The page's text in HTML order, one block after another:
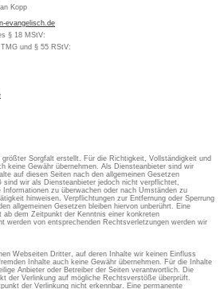
Kopp
evangelisch.de
§ 18 MStV:
und § 55 RStV:
Sorgfalt erstellt. Für die Richtigkeit, Vollständigkeit und
keine Gewähr übernehmen. Als Diensteanbieter sind wir
auf diesen Seiten nach den allgemeinen Gesetzen
wir als Diensteanbieter jedoch nicht verpflichtet,
zu überwachen oder nach Umständen zu
hinweisen. Verpflichtungen zur Entfernung oder Sperrung
allgemeinen Gesetzen bleiben hiervon unberührt. Eine
dem Zeitpunkt der Kenntnis einer konkreten
werden von entsprechenden Rechtsverletzungen werden wir
Webseiten Dritter, auf deren Inhalte wir keinen Einfluss
Inhalte auch keine Gewähr übernehmen. Für die Inhalte
Anbieter oder Betreiber der Seiten verantwortlich. Die
der Verlinkung auf mögliche Rechtsverstöße überprüft.
der Verlinkung nicht erkennbar. Eine permanente